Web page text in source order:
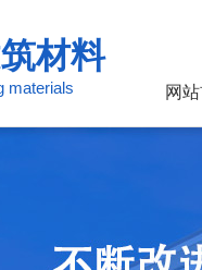
材料
materials 网